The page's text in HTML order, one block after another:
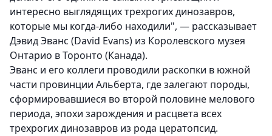
интересно выглядящих трехрогих динозавров,
которые мы когда-либо находили", — рассказывает
Дэвид Эванс (David Evans) из Королевского музея
Онтарио в Торонто (Канада).
Эванс и его коллеги проводили раскопки в южной
части провинции Альберта, где залегают породы,
сформировавшиеся во второй половине мелового
периода, эпохи зарождения и расцвета всех
трехрогих динозавров из рода цератопсид.